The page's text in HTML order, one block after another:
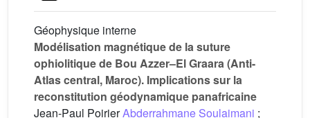
Géophysique interne
Modélisation magnétique de la suture
ophiolitique de Bou Azzer–El Graara (Anti-
Atlas central, Maroc). Implications sur la
reconstitution géodynamique panafricaine
Jean-Paul PoirierAbderrahmane Soulaimani ;